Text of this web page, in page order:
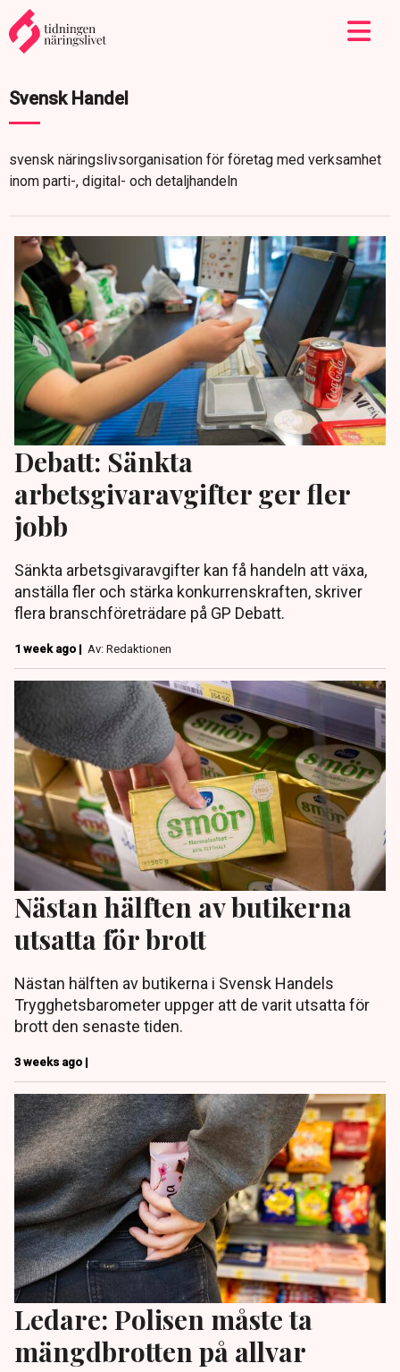
Svensk Handel
svensk näringslivsorganisation för företag med verksamhet
inom parti-, digital- och detaljhandeln
Debatt: Sänkta
arbetsgivaravgifter ger fler
jobb
Sänkta arbetsgivaravgifter kan få handeln att växa,
anställa fler och stärka konkurrenskraften, skriver
flera branschföreträdare på GP Debatt.
1 week ago | Av: Redaktionen
Nästan hälften av butikerna
utsatta för brott
Nästan hälften av butikerna i Svensk Handels
Trygghetsbarometer uppger att de varit utsatta för
brott den senaste tiden.
3 weeks ago |
Ledare: Polisen måste ta
mängdbrotten på allvar